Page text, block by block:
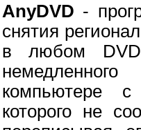
AnyDVD -
снятия
в любом DVD-
компьютере c
которого не